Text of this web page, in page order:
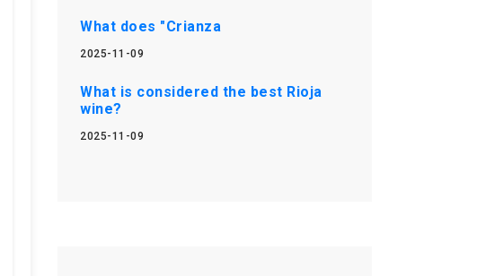
What does "Crianza
2025-11-09
What is considered the best Rioja
wine?
2025-11-09